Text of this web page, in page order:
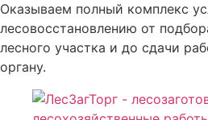
Оказываем полный комплекс
лесовосстановлению от
лесного участка и до сдачи
органу.